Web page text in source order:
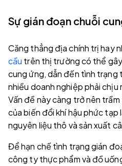
Sự gián đoạn chuỗi
Căng thẳng địa chính trị hay
cầu trên thị trường có thể
cung ứng, dẫn đến tình trạng
nhiều doanh nghiệp phải chịu
Vấn đề này càng trở nên
của biến đổi khí hậu phức tạp
nguyên liệu thô và sản xuất
Để hạn chế tình trạng gián
công ty thực phẩm và đồ